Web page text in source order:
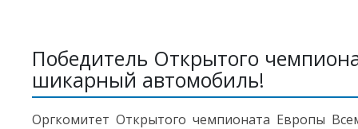
Победитель Открытого
шикарный автомобиль!
Оргкомитет Открытого чемпионата Европы